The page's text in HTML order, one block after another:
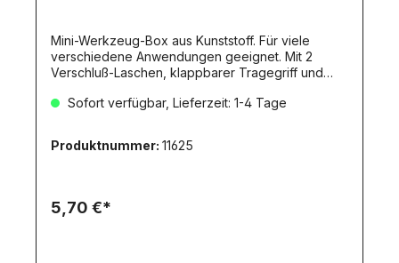
Mini-Werkzeug-Box aus Kunststoff. Für viele
verschiedene Anwendungen geeignet. Mit 2
Verschluß-Laschen, klappbarer Tragegriff und
(herausnehmbar). Maße: ca.250x125x95mm.
Sofort verfügbar, Lieferzeit: 1-4 Tage
Produktnummer: 11625
5,70 €*